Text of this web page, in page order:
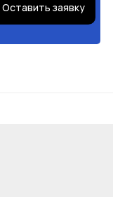
Оставить заявку